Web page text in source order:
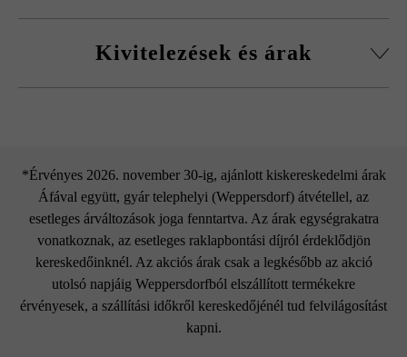
térköveket, hogy természetes, egyenletes színhatást érjen el,
Kivitelezések és árak
*Érvényes 2026. november 30-ig, ajánlott kiskereskedelmi árak
Áfával együtt, gyár telephelyi (Weppersdorf) átvétellel, az
esetleges árváltozások joga fenntartva. Az árak egységrakatra
vonatkoznak, az esetleges raklapbontási díjról érdeklődjön
kereskedőinknél. Az akciós árak csak a legkésőbb az akció
utolsó napjáig Weppersdorfból elszállított termékekre
érvényesek, a szállítási időkről kereskedőjénél tud felvilágosítást
kapni.